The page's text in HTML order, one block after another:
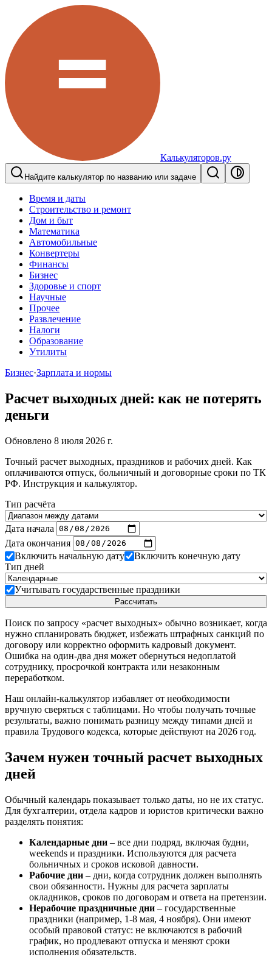
Калькуляторов.ру
Найдите калькулятор по названию или задаче
Время и даты
Строительство и ремонт
Дом и быт
Математика
Автомобильные
Конвертеры
Финансы
Бизнес
Здоровье и спорт
Научные
Прочее
Развлечение
Налоги
Образование
Утилиты
Бизнес·Зарплата и нормы
Расчет выходных дней: как не потерять
деньги
Обновлено 8 июля 2026 г.
Точный расчет выходных, праздников и рабочих дней. Как
оплачиваются отпуск, больничный и договорные сроки по ТК
РФ. Инструкция и калькулятор.
Тип расчёта
Дата начала
Дата окончания
Включить начальную дату
Включить конечную дату
Тип дней
Учитывать государственные праздники
Рассчитать
Поиск по запросу «расчет выходных» обычно возникает, когда
нужно спланировать бюджет, избежать штрафных санкций по
договору или корректно оформить кадровый документ.
Ошибка на один-два дня может обернуться недоплатой
сотруднику, просрочкой контракта или незаконным
переработком.
Наш онлайн-калькулятор избавляет от необходимости
вручную сверяться с таблицами. Но чтобы получать точные
результаты, важно понимать разницу между типами дней и
правила Трудового кодекса, которые действуют на 2026 год.
Зачем нужен точный расчет выходных
дней
Обычный календарь показывает только даты, но не их статус.
Для бухгалтерии, отдела кадров и юристов критически важно
разделять понятия:
Календарные дни – все дни подряд, включая будни,
weekends и праздники. Используются для расчета
больничных и сроков исковой давности.
Рабочие дни – дни, когда сотрудник должен выполнять
свои обязанности. Нужны для расчета зарплаты
окладников, сроков по договорам и ответа на претензии.
Нерабочие праздничные дни – государственные
праздники (например, 1-8 мая, 4 ноября). Они имеют
особый правовой статус: не включаются в рабочий
график, но продлевают отпуска и меняют сроки
исполнения обязательств.